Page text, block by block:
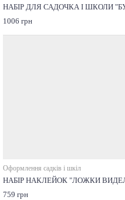
НАБІР ДЛЯ САДОЧКА І ШКОЛИ
1006 грн
Оформлення садків і шкіл
НАБІР НАКЛЕЙОК "ЛОЖКИ
759 грн